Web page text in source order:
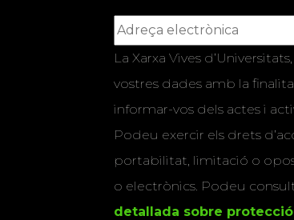
La Xarxa Vives
vostres dades amb la
informar-vos dels actes i
Podeu exercir els drets
portabilitat, limitació o
o electrònics. Podeu
detallada sobre